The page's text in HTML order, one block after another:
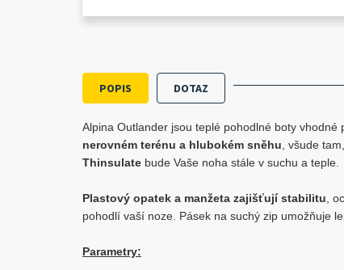
POPIS DOTAZ
Alpina Outlander jsou teplé pohodlné boty
nerovném terénu a hlubokém sněhu , všude
Thinsulate bude Vaše noha stále v suchu a teple.
Plastový opatek a manžeta zajišťují stabilitu ,
pohodlí vaší noze. Pásek na suchý zip umožňuje
Parametry: